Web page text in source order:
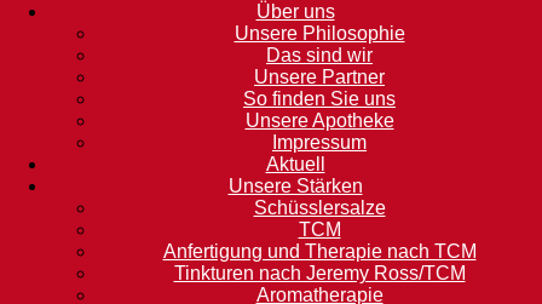
Über uns
Unsere Philosophie
Das sind wir
Unsere Partner
So finden Sie uns
Unsere Apotheke
Impressum
Aktuell
Unsere Stärken
Schüsslersalze
TCM
Anfertigung und Therapie nach TCM
Tinkturen nach Jeremy Ross/TCM
Aromatherapie